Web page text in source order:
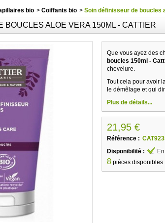
bio > Coiffants bio > Soin définisseur de boucles
BOUCLES ALOE VERA 150ML - CATTIER
Que vous ayez des
boucles 150ml -
chevelure.
Tout cela pour avoir
le démêlage et qui
Plus de détails...
21,95 €
Référence :
Disponibilité :
8 pièces disponibles